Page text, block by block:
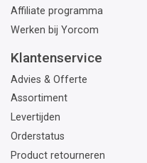
Affiliate programma
Werken bij Yorcom
Klantenservice
Advies & Offerte
Assortiment
Levertijden
Orderstatus
Product retourneren